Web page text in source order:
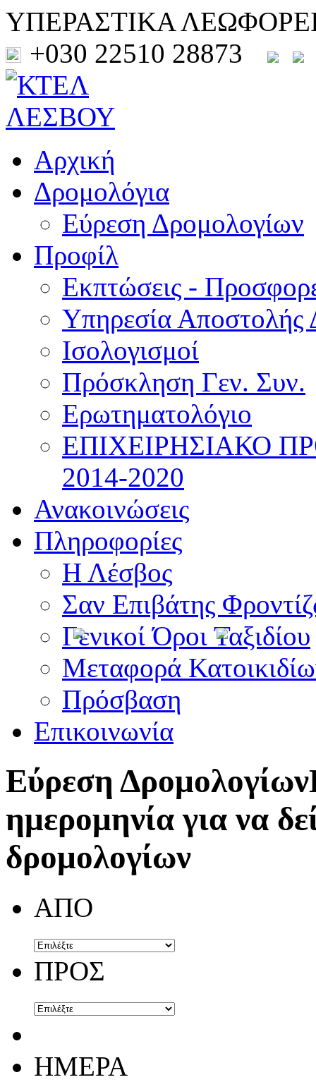
ΥΠΕΡΑΣΤΙΚΑ
+030 22510 28873
Αρχική
Δρομολόγια
Εύρεση Δρομολογίων
Προφίλ
Εκπτώσεις -
Υπηρεσία Αποστολής
Ισολογισμοί
Πρόσκληση Γεν. Συν.
Ερωτηματολόγιο
ΕΠΙΧΕΙΡΗΣΙΑΚΟ
2014-2020
Ανακοινώσεις
Πληροφορίες
Η Λέσβος
Σαν Επιβάτης
Γενικοί Όροι Ταξιδίου
Μεταφορά
Πρόσβαση
Επικοινωνία
Εύρεση Δρομολογίων
ημερομηνία για να
δρομολογίων
ΑΠΟ
ΠΡΟΣ
ΗΜΕΡΑ